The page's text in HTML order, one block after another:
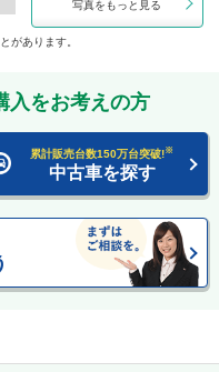
写真をもっと見る
があります。
入をお考えの方
累計販売台数150万台突破!※
中古車を探す